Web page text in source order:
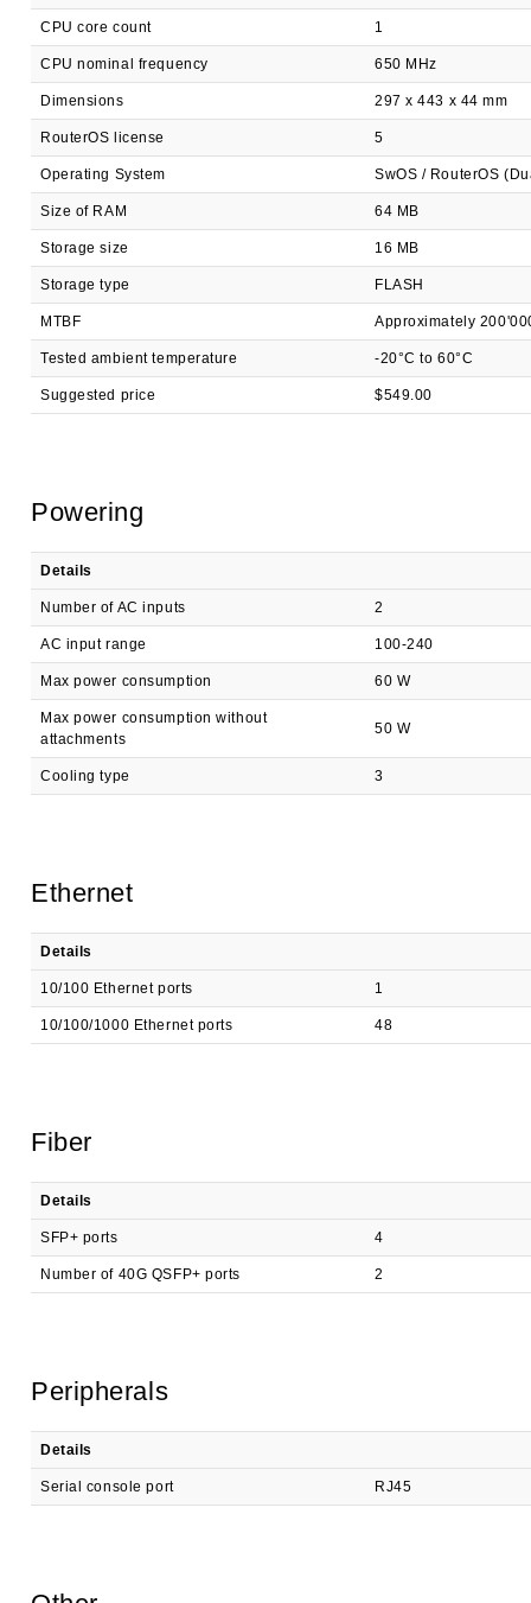
CPU core count 1
CPU nominal frequency 650 MHz
Dimensions 297 x 443 x 44 mm
RouterOS license 5
Operating System SwOS / RouterOS
Size of RAM 64 MB
Storage size 16 MB
Storage type FLASH
MTBF Approximately
Tested ambient temperature -20°C to 60°C
Suggested price $549.00
Powering
Details
Number of AC inputs 2
AC input range 100-240
Max power consumption 60 W
Max power consumption without
attachments
50 W
Cooling type 3
Ethernet
Details
10/100 Ethernet ports 1
10/100/1000 Ethernet ports 48
Fiber
Details
SFP+ ports 4
Number of 40G QSFP+ ports 2
Peripherals
Details
Serial console port RJ45